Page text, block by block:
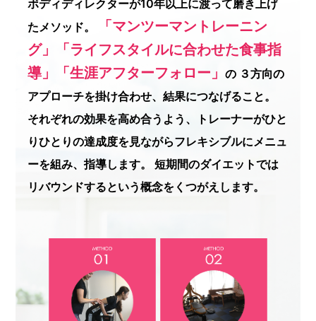
ボディディレクターが10年以上に渡って磨き上げ
たメソッド。
「マンツーマントレーニン
グ」「ライフスタイルに合わせた食事指
導」「生涯アフターフォロー」 の３方向の
アプローチを掛け合わせ、結果につなげること。
それぞれの効果を高め合うよう、トレーナーがひと
りひとりの達成度を見ながらフレキシブルにメニュ
ーを組み、指導します。
短期間のダイエットでは
リバウンドするという概念をくつがえします。